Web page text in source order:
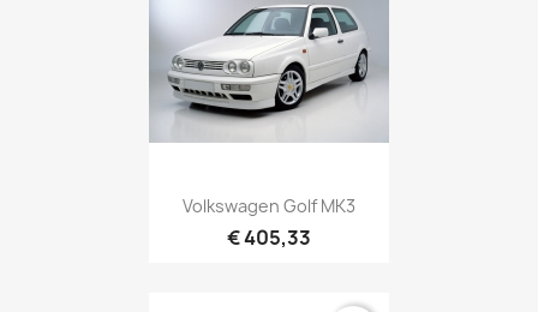
Volkswagen Golf MK3
€ 405,33